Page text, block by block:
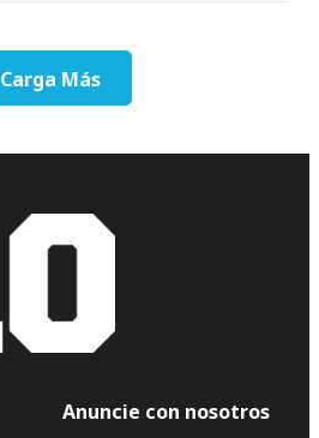
Carga Más
Anuncie con nosotros